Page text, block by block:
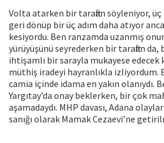
Volta atarken bir taraftan söyleniyor,
geri dönüp bir üç adım daha atıyor
kesiyordu. Ben ranzamda uzanmış
yürüyüşünü seyrederken bir taraftan
ihtişamlı bir sarayla mukayese edecek
müthiş iradeyi hayranlıkla izliyordum.
camia içinde idama en yakın olanıydı.
Yargıtay’da onay beklerken, bir çok
aşamadaydı. MHP davası, Adana
sanığı olarak Mamak Cezaevi’ne